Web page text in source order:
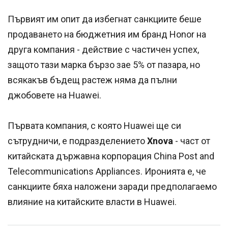
Първият им опит да избегнат санкциите беше
продаването на бюджетния им бранд Honor на
друга компания - действие с частичен успех,
защото тази марка бързо зае 5% от пазара, но
всякакъв бъдещ растеж няма да пълни
джобовете на Huawei.
Първата компания, с която Huawei ще си
сътрудничи, е подразделениетоXnova - част от
китайската държавна корпорация China Post and
Telecommunications Appliances. Иронията е, че
санкциите бяха наложени заради предполагаемо
влияние на китайските власти в Huawei.